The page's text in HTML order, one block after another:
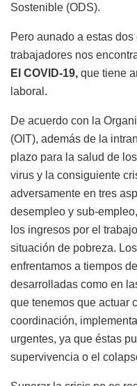
Sostenible (ODS).
Pero aunado a estas
trabajadores nos
El COVID-19, que tiene
laboral.
De acuerdo con la
(OIT), además de la
plazo para la salud de
virus y la consiguiente
adversamente en tres
desempleo y sub-
los ingresos por el
situación de pobreza.
enfrentamos a tiempos
desarrolladas como en
que tenemos que actuar
coordinación,
urgentes, ya que éstas
supervivencia o el